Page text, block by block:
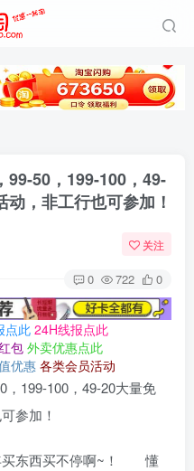
99-50，199-100，49-
，非工行也可参加！
关注
0 722 0
点此 24H线报点此
包外卖优惠点此
优惠 各类会员活动
，199-100，49-20大量免
参加！
买东西买不停啊~！ 懂